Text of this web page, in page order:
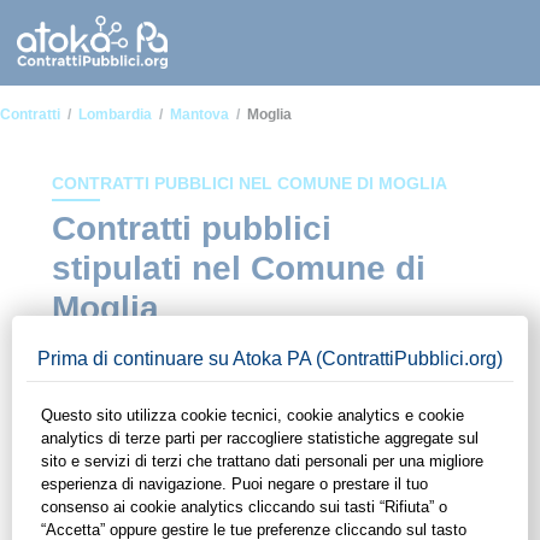
Contratti Lombardia Mantova Moglia
CONTRATTI PUBBLICI NEL COMUNE DI MOGLIA
Contratti pubblici
stipulati nel Comune di
Moglia
ad alcuni dei contratti presenti nella piattaforma stipulati
ContrattiPubblici.org potrai monitorare la scadenza dei
contratti pubblici di tuo interesse e programmare la tua attività
commerciale con le Pubbliche Amministrazioni con largo
anticipo. Il servizio di ContrattiPubblici.org offre agli utenti 7
giorni di prova gratuiti per avere l'opportunità di conoscere e
consultare tutti i dati inerenti ai contratti stipulati da una